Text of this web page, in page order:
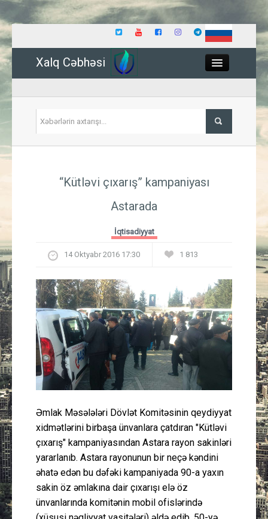
Xalq Cəbhəsi
İqtisadiyyat
Güney Azərbaycan
Mədəniyyət
Müsahibə
İdman
Gündəm
Peşə etikası
“Kütləvi çıxarış” kampaniyası
Astarada
İqtisadiyyat
14 Oktyabr 2016 17:30 1 813
Əmlak Məsələləri Dövlət Komitəsinin qeydiyyat
xidmətlərini birbaşa ünvanlara çatdıran "Kütləvi
çıxarış" kampaniyasından Astara rayon sakinləri
yararlanıb. Astara rayonunun bir neçə kəndini
əhatə edən bu dəfəki kampaniyada 90-a yaxın
sakin öz əmlakına dair çıxarışı elə öz
ünvanlarında komitənin mobil ofislərində